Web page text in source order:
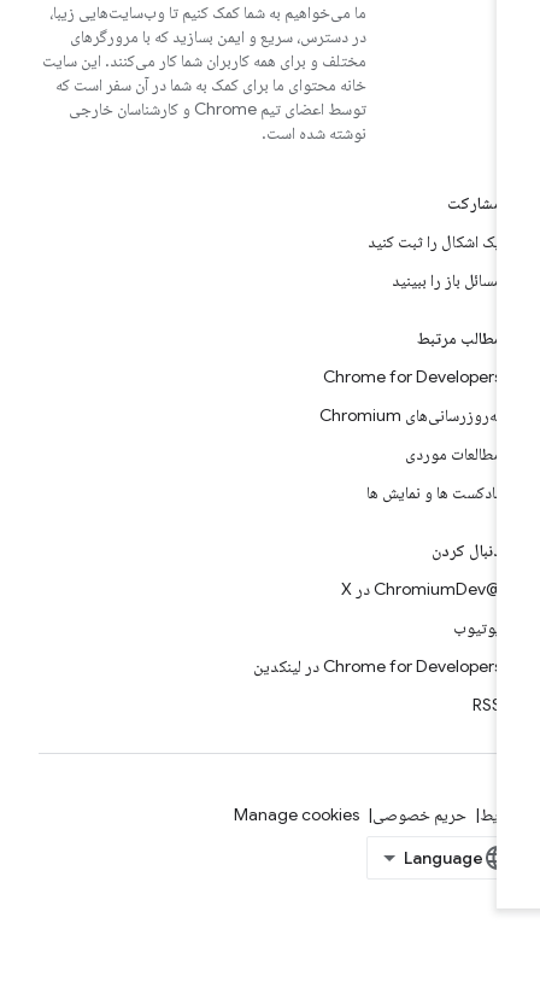
ما می‌خواهیم به شما کمک کنیم تا وب‌سایت‌هایی زیبا،
در دسترس، سریع و ایمن بسازید که با مرورگرهای
مختلف و برای همه کاربران شما کار می‌کنند. این سایت
خانه محتوای ما برای کمک به شما در آن سفر است که
توسط اعضای تیم Chrome و کارشناسان خارجی
نوشته شده است.
مشارکت
یک اشکال را ثبت کنید
مسائل باز را ببینید
مطالب مرتبط
Chrome for Developers
به‌روزرسانی‌های Chromium
مطالعات موردی
پادکست ها و نمایش ها
دنبال کردن
یوتیوب
Chrome for Developers در لینکدین
حریم خصوصی Manage cookies